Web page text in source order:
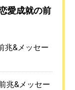
愛成就の前
兆&メッセー
兆&メッセー